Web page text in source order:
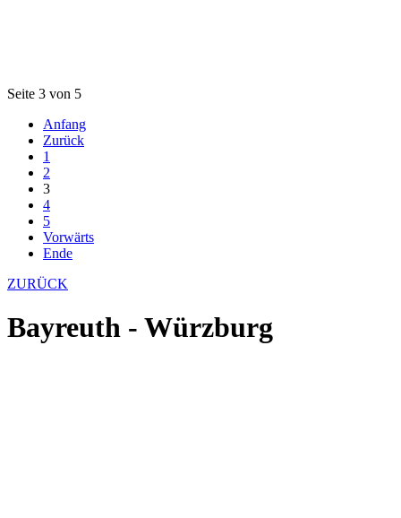
Seite 3 von 5
Anfang
Zurück
1
2
3
4
5
Vorwärts
Ende
ZURÜCK
Bayreuth - Würzburg